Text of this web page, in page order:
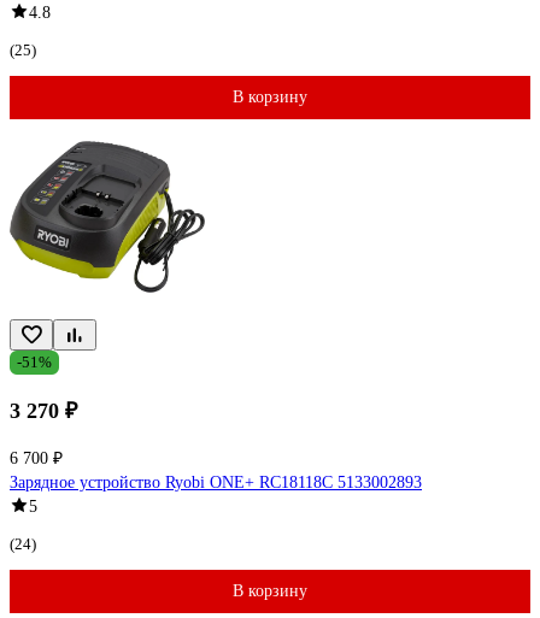
4.8
(25)
В корзину
-51%
3 270 ₽
6 700 ₽
Зарядное устройство Ryobi ONE+ RC18118C 5133002893
5
(24)
В корзину